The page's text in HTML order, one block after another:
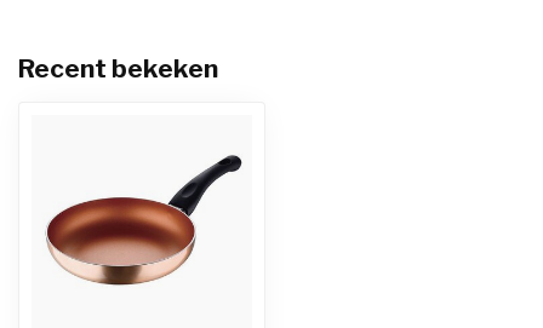
Recent bekeken